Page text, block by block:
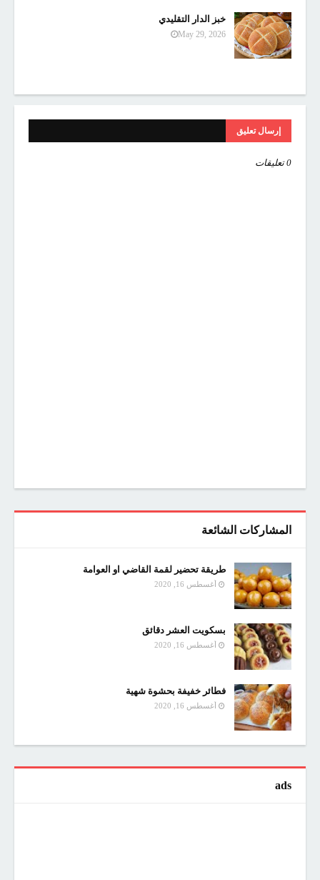
خبز الدار التقليدي
May 29, 2026
إرسال تعليق
0 تعليقات
المشاركات الشائعة
طريقة تحضير لقمة القاضي او العوامة
أغسطس 16, 2020
بسكويت العشر دقائق
أغسطس 16, 2020
فطائر خفيفة بحشوة شهية
أغسطس 16, 2020
ads